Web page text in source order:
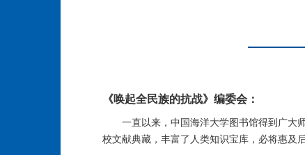
《唤起全民族的抗战》编委会：
一直以来，中国海洋大学图书馆得到广大
校文献典藏，丰富了人类知识宝库，必将惠及